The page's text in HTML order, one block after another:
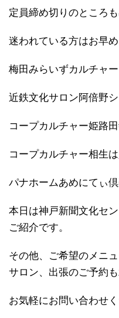
定員締め切りのところ
迷われている方はお早
梅田みらいずカルチャ
近鉄文化サロン阿倍野
コープカルチャー姫路
コープカルチャー相生は
パナホームあめにてぃ
本日は神戸新聞文化セ
ご紹介です。
その他、ご希望のメニ
サロン、出張のご予約
お気軽にお問い合わせ